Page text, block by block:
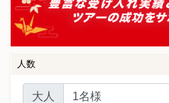
人数
大人